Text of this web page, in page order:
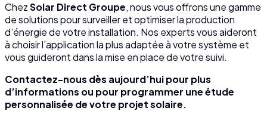
ChezSolar Direct Groupe, nous vous offrons une gamme
de solutions pour surveiller et optimiser la production
d’énergie de votre installation. Nos experts vous aideront
à choisir l’application la plus adaptée à votre système et
vous guideront dans la mise en place de votre suivi.
Contactez-nous dès aujourd’hui pour plus
d’informations ou pour programmer une étude
personnalisée de votre projet solaire.